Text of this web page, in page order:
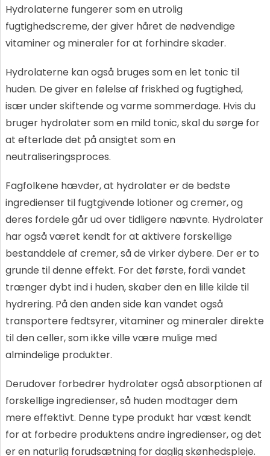
Hydrolaterne fungerer som en utrolig
fugtighedscreme, der giver håret de nødvendige
vitaminer og mineraler for at forhindre skader.
Hydrolaterne kan også bruges som en let tonic til
huden. De giver en følelse af friskhed og fugtighed,
især under skiftende og varme sommerdage. Hvis du
bruger hydrolater som en mild tonic, skal du sørge for
at efterlade det på ansigtet som en
neutraliseringsproces.
Fagfolkene hævder, at hydrolater er de bedste
ingredienser til fugtgivende lotioner og cremer, og
deres fordele går ud over tidligere nævnte. Hydrolater
har også været kendt for at aktivere forskellige
bestanddele af cremer, så de virker dybere. Der er to
grunde til denne effekt. For det første, fordi vandet
trænger dybt ind i huden, skaber den en lille kilde til
hydrering. På den anden side kan vandet også
transportere fedtsyrer, vitaminer og mineraler direkte
til den celler, som ikke ville være mulige med
almindelige produkter.
Derudover forbedrer hydrolater også absorptionen af
forskellige ingredienser, så huden modtager dem
mere effektivt. Denne type produkt har væst kendt
for at forbedre produktens andre ingredienser, og det
er en naturlig forudsætning for daglig skønhedspleje.